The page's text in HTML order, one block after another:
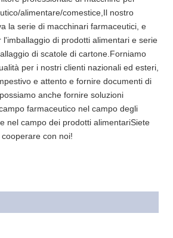
alimentare/comestice,Il nostro
la serie di macchinari farmaceutici, e
l'imballaggio di prodotti alimentari e serie
di scatole di cartone.Forniamo
per i nostri clienti nazionali ed esteri,
e attento e fornire documenti di
anche fornire soluzioni
farmaceutico nel campo degli
nel campo dei prodotti alimentariSiete
con noi!